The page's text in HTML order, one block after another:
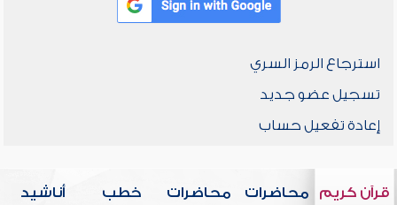
استرجاع الرمز السري
تسجيل عضو جديد
إعادة تفعيل حساب
قرآن كريم
محاضرات
محاضرات
خطب
أناشيد